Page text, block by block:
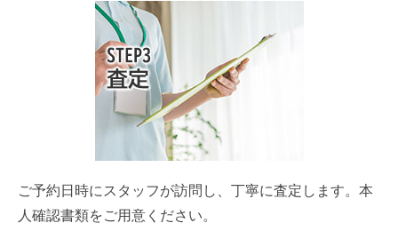
ご予約日時にスタッフが訪問し、丁寧に査定します。本
人確認書類をご用意ください。